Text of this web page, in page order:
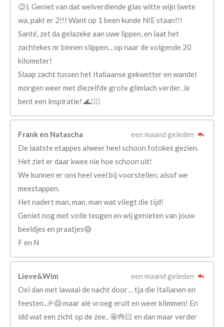
😉). Geniet van dat welverdiende glas witte wijn (wete
wa, pakt er 2!!! Want op 1 been kunde NIE staan!!!
Santé, zet da gelazeke aan uwe lippen, en laat het
zachtekes nr binnen slippen... op naar de volgende 20
kilometer!
Slaap zacht tussen het Italiaanse gekwetter en wandel
morgen weer met diezelfde grote glimlach verder. Je
bent een inspiratie! 🌊🚶‍♂️
Frank en Natascha
een maand geleden
De laatste etappes alweer heel schoon fotokes gezien.
Het ziet er daar kwee nie hoe schoon uit!
We kunnen er ons heel veel bij voorstellen, alsof we
meestappen.
Het nadert man, man, man wat vliegt die tijd!
Geniet nog met volle teugen en wij genieten van jouw
beeldjes en praatjes😄
F en N
Lieve&Wim
een maand geleden
Oei dan met lawaai de nacht door… tja die Italianen en
feesten..🎉😱 maar alé vroeg eruit en weer klimmen! En
idd wat een zicht op de zee.. 🤩👌🏻 en dan maar verder